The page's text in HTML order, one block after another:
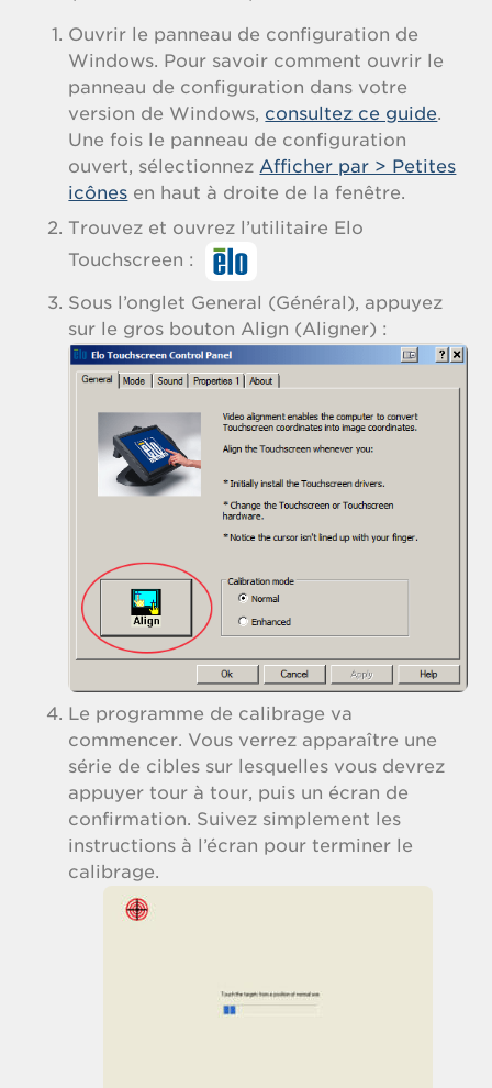
Ouvrir le panneau de configuration de
Windows. Pour savoir comment ouvrir le
panneau de configuration dans votre
version de Windows, consultez ce guide.
Une fois le panneau de configuration
ouvert, sélectionnezAfficher par > Petites
icônes en haut à droite de la fenêtre.
Trouvez et ouvrez l’utilitaire Elo
Touchscreen :
Sous l’onglet General (Général), appuyez
sur le gros bouton Align (Aligner) :
Le programme de calibrage va
commencer. Vous verrez apparaître une
série de cibles sur lesquelles vous devrez
appuyer tour à tour, puis un écran de
confirmation. Suivez simplement les
instructions à l’écran pour terminer le
calibrage.